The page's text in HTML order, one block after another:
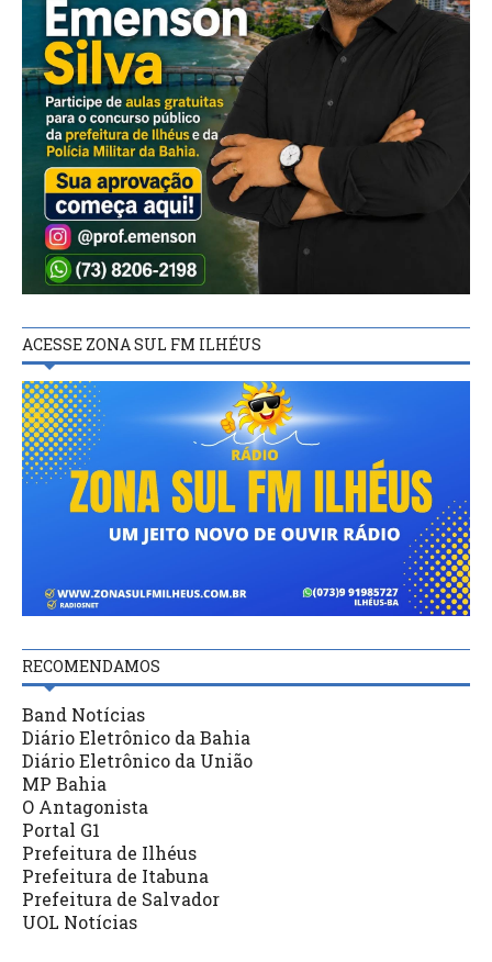
ACESSE ZONA SUL FM ILHÉUS
RECOMENDAMOS
Band Notícias
Diário Eletrônico da Bahia
Diário Eletrônico da União
MP Bahia
O Antagonista
Portal G1
Prefeitura de Ilhéus
Prefeitura de Itabuna
Prefeitura de Salvador
UOL Notícias